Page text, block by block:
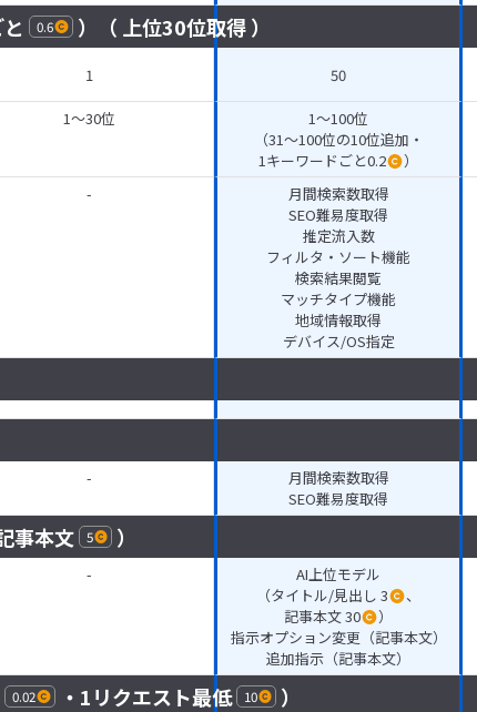
0.6 ）（ 上位30位取得 ）
1 50
1～30位
1～100位
（31～100位の10位追加・
1キーワードごと0.2
）
-
月間検索数取得
SEO難易度取得
推定流入数
フィルタ・ソート機能
検索結果閲覧
マッチタイプ機能
地域情報取得
デバイス/OS指定
-
月間検索数取得
SEO難易度取得
事本文 5 ）
-
AI上位モデル
（タイトル/見出し 3
、
記事本文 30
）
指示オプション変更（記事本文）
追加指示（記事本文）
0.02 ・1リクエスト最低 10 ）